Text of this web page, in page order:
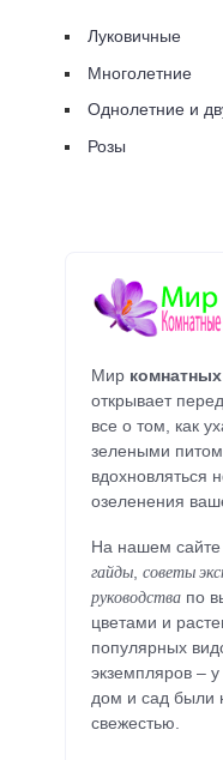
Луковичные
Многолетние
Однолетние и
Розы
Мир комнатных
открывает
все о том, как
зелеными
вдохновляться
озеленения
На нашем сайте
гайды советы
руководства по
цветами и
популярных
экземпляров –
дом и сад были
свежестью.